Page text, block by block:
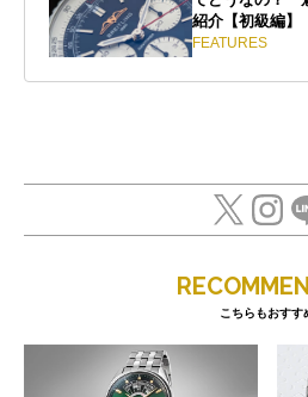
紹介【初級編】
FEATURES
こちらもおすす